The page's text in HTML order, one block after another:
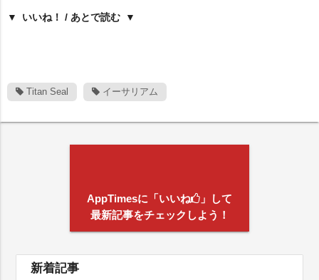
いいね！ / あとで読む
Titan Seal イーサリアム
AppTimesに「いいね
」して
最新記事をチェックしよう！
新着記事